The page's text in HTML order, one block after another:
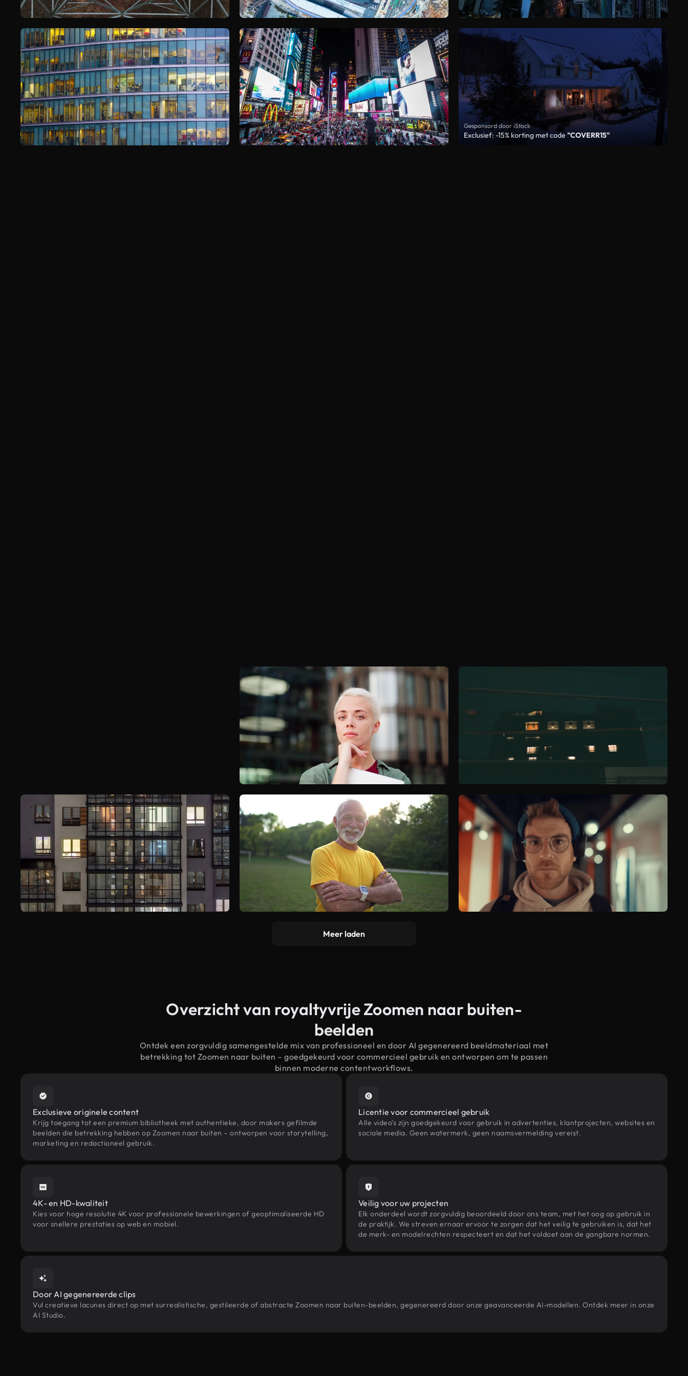
Gesponsord door iStock
Exclusief: -15% korting met code "COVERR15"
Meer laden
Overzicht van royaltyvrije Zoomen naar buiten-
beelden
Ontdek een zorgvuldig samengestelde mix van professioneel en door AI gegenereerd beeldmateriaal met
betrekking tot Zoomen naar buiten – goedgekeurd voor commercieel gebruik en ontworpen om te passen
binnen moderne contentworkflows.
Exclusieve originele content
Krijg toegang tot een premium bibliotheek met authentieke, door makers gefilmde
beelden die betrekking hebben op Zoomen naar buiten – ontworpen voor storytelling,
marketing en redactioneel gebruik.
Licentie voor commercieel gebruik
Alle video's zijn goedgekeurd voor gebruik in advertenties, klantprojecten, websites en
sociale media. Geen watermerk, geen naamsvermelding vereist.
4K- en HD-kwaliteit
Kies voor hoge resolutie 4K voor professionele bewerkingen of geoptimaliseerde HD
voor snellere prestaties op web en mobiel.
Veilig voor uw projecten
Elk onderdeel wordt zorgvuldig beoordeeld door ons team, met het oog op gebruik in
de praktijk. We streven ernaar ervoor te zorgen dat het veilig te gebruiken is, dat het
de merk- en modelrechten respecteert en dat het voldoet aan de gangbare normen.
Door AI gegenereerde clips
Vul creatieve lacunes direct op met surrealistische, gestileerde of abstracte Zoomen naar buiten-beelden, gegenereerd door onze geavanceerde AI-modellen. Ontdek meer in onze
AI Studio.